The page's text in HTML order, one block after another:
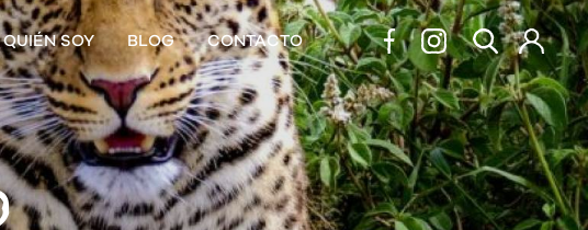
QUIÉN SOY BLOG CONTACTO